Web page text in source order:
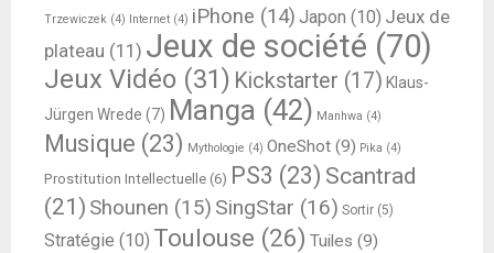
Trzewiczek (4) Internet (4) iPhone (14) Japon (10) Jeux de
plateau (11) Jeux de société (70)
Jeux Vidéo (31) Kickstarter (17) Klaus-
Jürgen Wrede (7) Manga (42) Manhwa (4)
Musique (23) Mythologie (4) OneShot (9) Pika (4)
Prostitution Intellectuelle (6) PS3 (23) Scantrad
(21) Shounen (15) SingStar (16) Sortir (5)
Stratégie (10) Toulouse (26) Tuiles (9)